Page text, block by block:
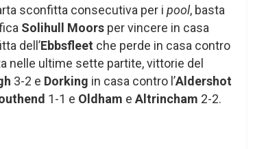
sconfitta consecutiva per i pool, basta
Solihull Moors per vincere in casa
dell’Ebbsfleet che perde in casa contro
nelle ultime sette partite, vittorie del
3-2 e Dorking in casa contro l’Aldershot
1-1 e Oldham e Altrincham 2-2.